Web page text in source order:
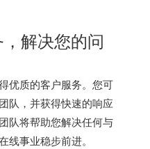
解决您的问
优质的客户服务。您可
队，并获得快速的响应
队将帮助您解决任何与
线事业稳步前进。